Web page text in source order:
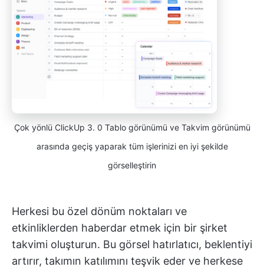
Çok yönlü ClickUp 3. 0 Tablo görünümü ve Takvim görünümü
arasında geçiş yaparak tüm işlerinizi en iyi şekilde
görselleştirin
Herkesi bu özel dönüm noktaları ve
etkinliklerden haberdar etmek için bir şirket
takvimi oluşturun. Bu görsel hatırlatıcı, beklentiyi
artırır, takımın katılımını teşvik eder ve herkese